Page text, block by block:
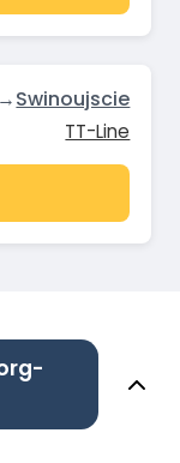
→Swinoujscie
TT-Line